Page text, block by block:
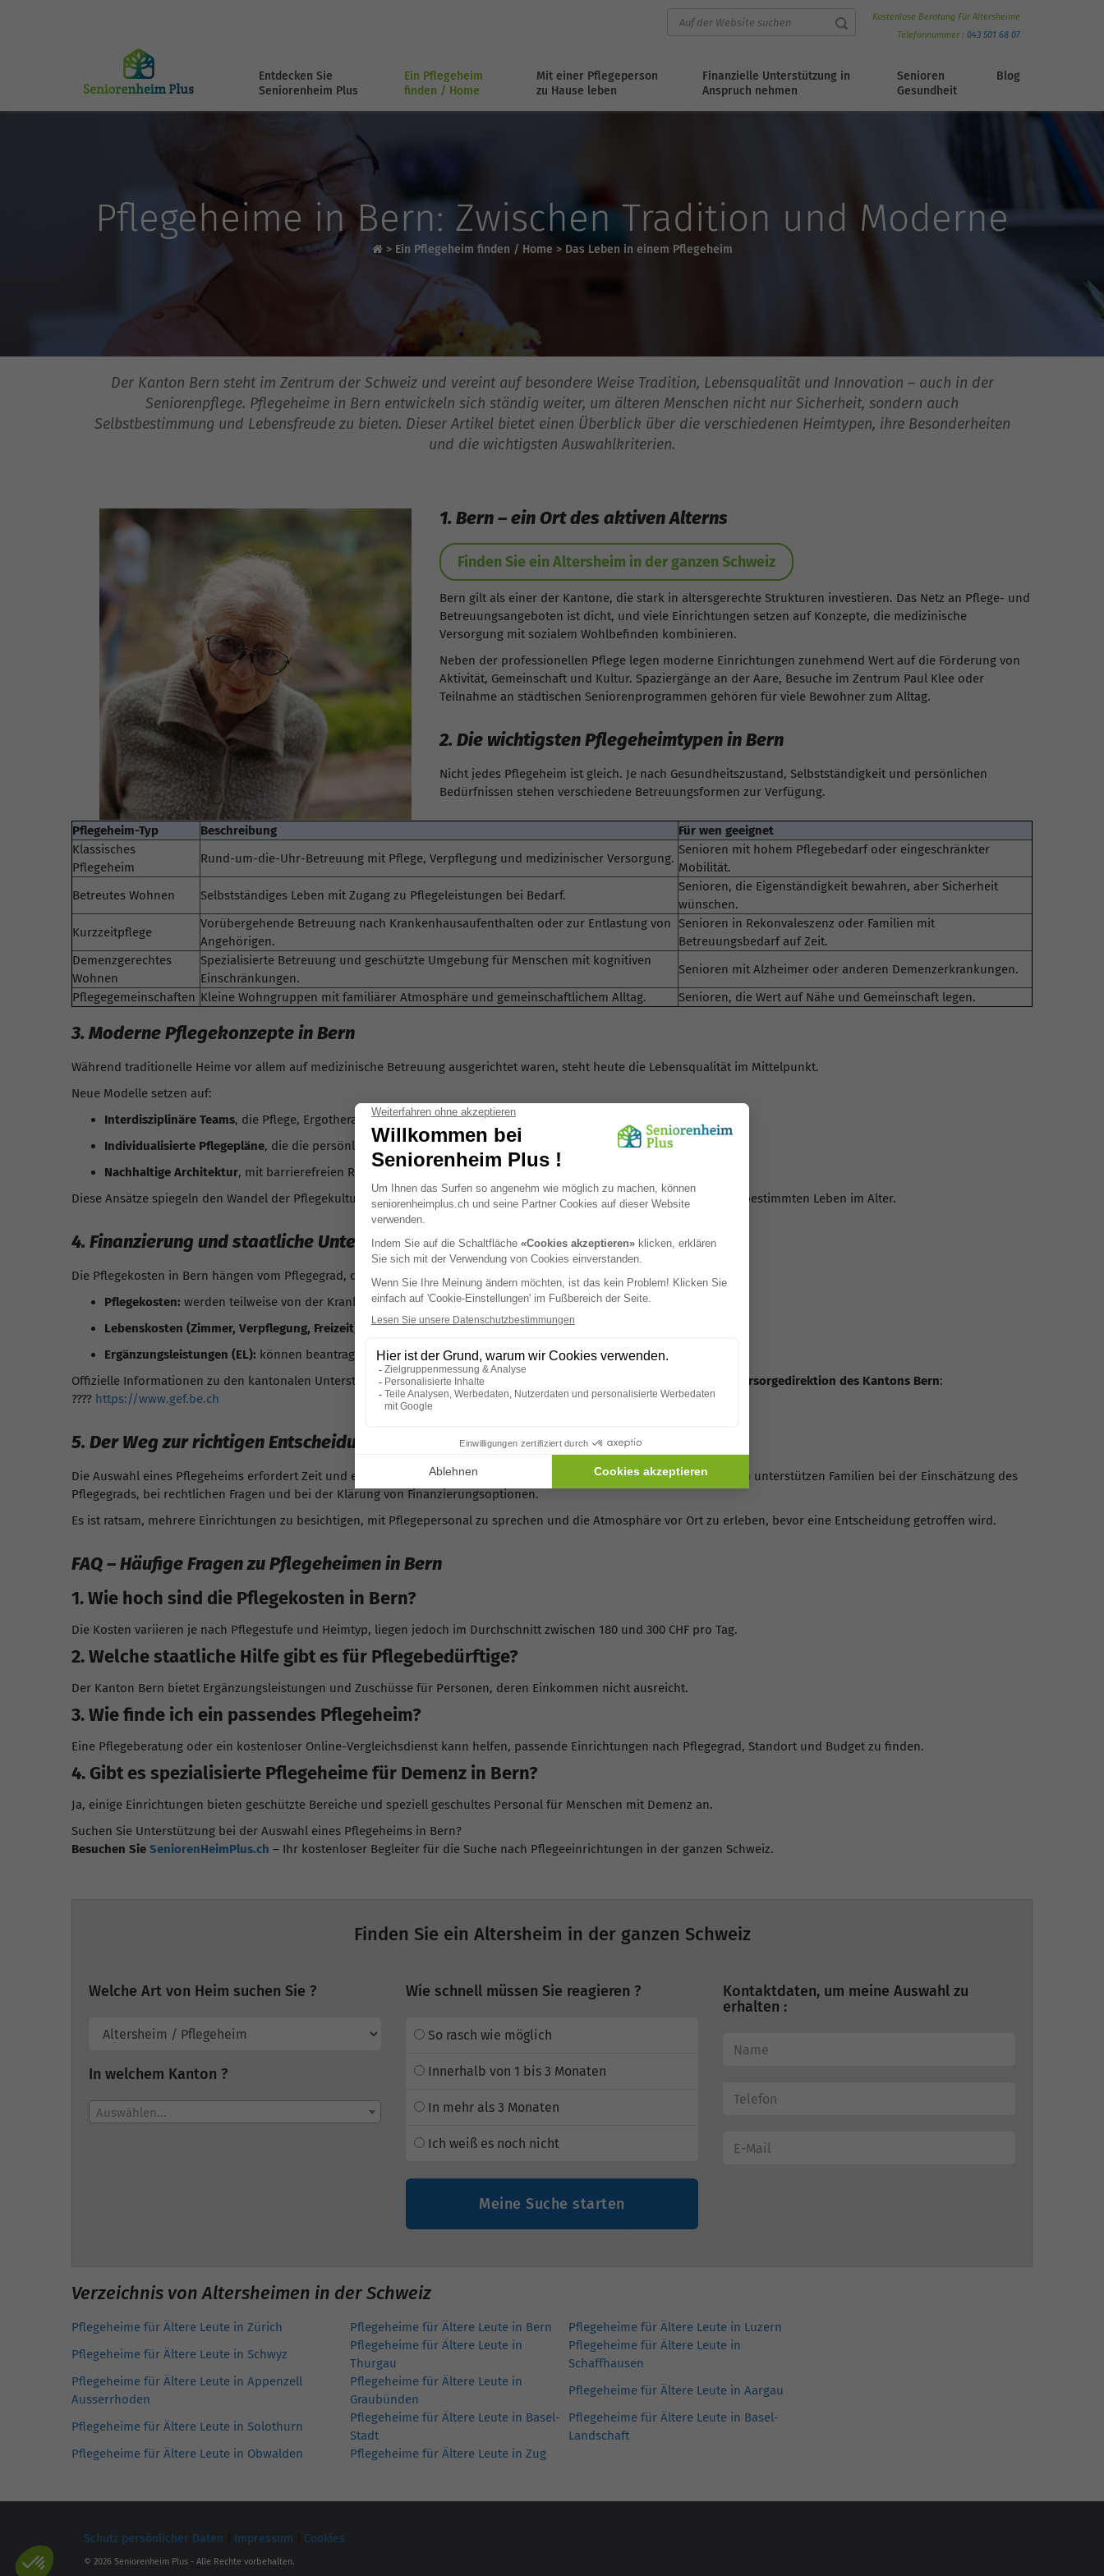
Kostenlose Beratung Für Altersheime
Telefonnummer : 043 501 68 07
Entdecken Sie
Seniorenheim Plus
Ein Pflegeheim
finden / Home
Mit einer Pflegeperson
zu Hause leben
Finanzielle Unterstützung in
Anspruch nehmen
Senioren
Gesundheit
Blog
Pflegeheime in Bern: Zwischen Tradition und Moderne
> Ein Pflegeheim finden / Home > Das Leben in einem Pflegeheim
Der Kanton Bern steht im Zentrum der Schweiz und vereint auf besondere Weise Tradition, Lebensqualität und Innovation – auch in der
Seniorenpflege. Pflegeheime in Bern entwickeln sich ständig weiter, um älteren Menschen nicht nur Sicherheit, sondern auch
Selbstbestimmung und Lebensfreude zu bieten. Dieser Artikel bietet einen Überblick über die verschiedenen Heimtypen, ihre Besonderheiten
und die wichtigsten Auswahlkriterien.
1. Bern – ein Ort des aktiven Alterns
Finden Sie ein Altersheim in der ganzen Schweiz
Bern gilt als einer der Kantone, die stark in altersgerechte Strukturen investieren. Das Netz an Pflege- und
Betreuungsangeboten ist dicht, und viele Einrichtungen setzen auf Konzepte, die medizinische
Versorgung mit sozialem Wohlbefinden kombinieren.
Neben der professionellen Pflege legen moderne Einrichtungen zunehmend Wert auf die Förderung von
Aktivität, Gemeinschaft und Kultur. Spaziergänge an der Aare, Besuche im Zentrum Paul Klee oder
Teilnahme an städtischen Seniorenprogrammen gehören für viele Bewohner zum Alltag.
2. Die wichtigsten Pflegeheimtypen in Bern
Nicht jedes Pflegeheim ist gleich. Je nach Gesundheitszustand, Selbstständigkeit und persönlichen
Bedürfnissen stehen verschiedene Betreuungsformen zur Verfügung.
Pflegeheim-Typ Beschreibung
Für wen geeignet
Klassisches
Pflegeheim
Rund-um-die-Uhr-Betreuung mit Pflege, Verpflegung und medizinischer Versorgung.
Senioren mit hohem Pflegebedarf oder eingeschränkter
Mobilität.
Betreutes Wohnen
Selbstständiges Leben mit Zugang zu Pflegeleistungen bei Bedarf.
Senioren, die Eigenständigkeit bewahren, aber Sicherheit
wünschen.
Kurzzeitpflege
Vorübergehende Betreuung nach Krankenhausaufenthalten oder zur Entlastung von
Angehörigen.
Senioren in Rekonvaleszenz oder Familien mit
Betreuungsbedarf auf Zeit.
Demenzgerechtes
Wohnen
Spezialisierte Betreuung und geschützte Umgebung für Menschen mit kognitiven
Einschränkungen.
Senioren mit Alzheimer oder anderen Demenzerkrankungen.
Pflegegemeinschaften Kleine Wohngruppen mit familiärer Atmosphäre und gemeinschaftlichem Alltag. Senioren, die Wert auf Nähe und Gemeinschaft legen.
3. Moderne Pflegekonzepte in Bern
Während traditionelle Heime vor allem auf medizinische Betreuung ausgerichtet waren, steht heute die Lebensqualität im Mittelpunkt.
Neue Modelle setzen auf:
Interdisziplinäre Teams, die Pflege, Ergotherapie, Sozialarbeit und Freizeitgestaltung kombinieren.
Individualisierte Pflegepläne, die die persönliche Biografie und Wünsche der Bewohner berücksichtigen.
Nachhaltige Architektur, mit barrierefreien Räumen, grünen Innenhöfen und ergonomischen Einrichtungen.
Diese Ansätze spiegeln den Wandel der Pflegekultur wider: weg von reiner Versorgung, hin zu einem würdevollen, selbstbestimmten Leben im Alter.
4. Finanzierung und staatliche Unterstützung
Die Pflegekosten in Bern hängen vom Pflegegrad, den angebotenen Leistungen und dem gewählten Heimtyp ab.
Pflegekosten: werden teilweise von der Krankenkasse und dem Kanton übernommen.
Lebenskosten (Zimmer, Verpflegung, Freizeit):
trägt der Bewohner selbst.
Ergänzungsleistungen (EL): können beantragt werden, wenn Einkommen oder Rente nicht ausreichen.
Offizielle Informationen zu den kantonalen Unterstützungsprogrammen finden Sie auf der Seite des
Gesundheits- und Fürsorgedirektion des Kantons Bern:
???? https://www.gef.be.ch
5. Der Weg zur richtigen Entscheidung
Die Auswahl eines Pflegeheims erfordert Zeit und eine ehrliche Analyse der Bedürfnisse. Beratungsstellen im Kanton Bern unterstützen Familien bei der Einschätzung des
Pflegegrads, bei rechtlichen Fragen und bei der Klärung von Finanzierungsoptionen.
Es ist ratsam, mehrere Einrichtungen zu besichtigen, mit Pflegepersonal zu sprechen und die Atmosphäre vor Ort zu erleben, bevor eine Entscheidung getroffen wird.
FAQ – Häufige Fragen zu Pflegeheimen in Bern
1. Wie hoch sind die Pflegekosten in Bern?
Die Kosten variieren je nach Pflegestufe und Heimtyp, liegen jedoch im Durchschnitt zwischen 180 und 300 CHF pro Tag.
2. Welche staatliche Hilfe gibt es für Pflegebedürftige?
Der Kanton Bern bietet Ergänzungsleistungen und Zuschüsse für Personen, deren Einkommen nicht ausreicht.
3. Wie finde ich ein passendes Pflegeheim?
Eine Pflegeberatung oder ein kostenloser Online-Vergleichsdienst kann helfen, passende Einrichtungen nach Pflegegrad, Standort und Budget zu finden.
4. Gibt es spezialisierte Pflegeheime für Demenz in Bern?
Ja, einige Einrichtungen bieten geschützte Bereiche und speziell geschultes Personal für Menschen mit Demenz an.
Suchen Sie Unterstützung bei der Auswahl eines Pflegeheims in Bern?
Besuchen Sie SeniorenHeimPlus.ch – Ihr kostenloser Begleiter für die Suche nach Pflegeeinrichtungen in der ganzen Schweiz.
Finden Sie ein Altersheim in der ganzen Schweiz
Welche Art von Heim suchen Sie ?
In welchem Kanton ?
Auswählen...
Wie schnell müssen Sie reagieren ?
So rasch wie möglich
Innerhalb von 1 bis 3 Monaten
In mehr als 3 Monaten
Ich weiß es noch nicht
Meine Suche starten
Kontaktdaten, um meine Auswahl zu
erhalten :
Verzeichnis von Altersheimen in der Schweiz
Pflegeheime für Ältere Leute in Zürich Pflegeheime für Ältere Leute in Bern
Pflegeheime für Ältere Leute in Luzern
Pflegeheime für Ältere Leute in Schwyz
Pflegeheime für Ältere Leute in
Thurgau
Pflegeheime für Ältere Leute in
Schaffhausen
Pflegeheime für Ältere Leute in Appenzell
Ausserrhoden
Pflegeheime für Ältere Leute in
Graubünden
Pflegeheime für Ältere Leute in Aargau
Pflegeheime für Ältere Leute in Solothurn
Pflegeheime für Ältere Leute in Basel-
Stadt
Pflegeheime für Ältere Leute in Basel-
Landschaft
Pflegeheime für Ältere Leute in Obwalden
Pflegeheime für Ältere Leute in Zug
Schutz persönlicher Daten Impressum Cookies
© 2026 Seniorenheim Plus - Alle Rechte vorbehalten.